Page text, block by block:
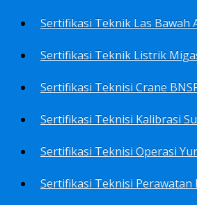
Sertifikasi Teknik Las Bawah
Sertifikasi Teknik Listrik
Sertifikasi Teknisi Crane
Sertifikasi Teknisi Operasi
Sertifikasi Teknisi Perawatan